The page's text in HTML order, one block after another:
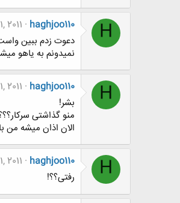
H
haghjoo110
2011
دعوت زدم ببین
نمیدونم به یاهو
H
haghjoo110
2011
بشر!
منو گذاشتی
الان اذان میشه من
H
haghjoo110
2011
رفتی؟؟!